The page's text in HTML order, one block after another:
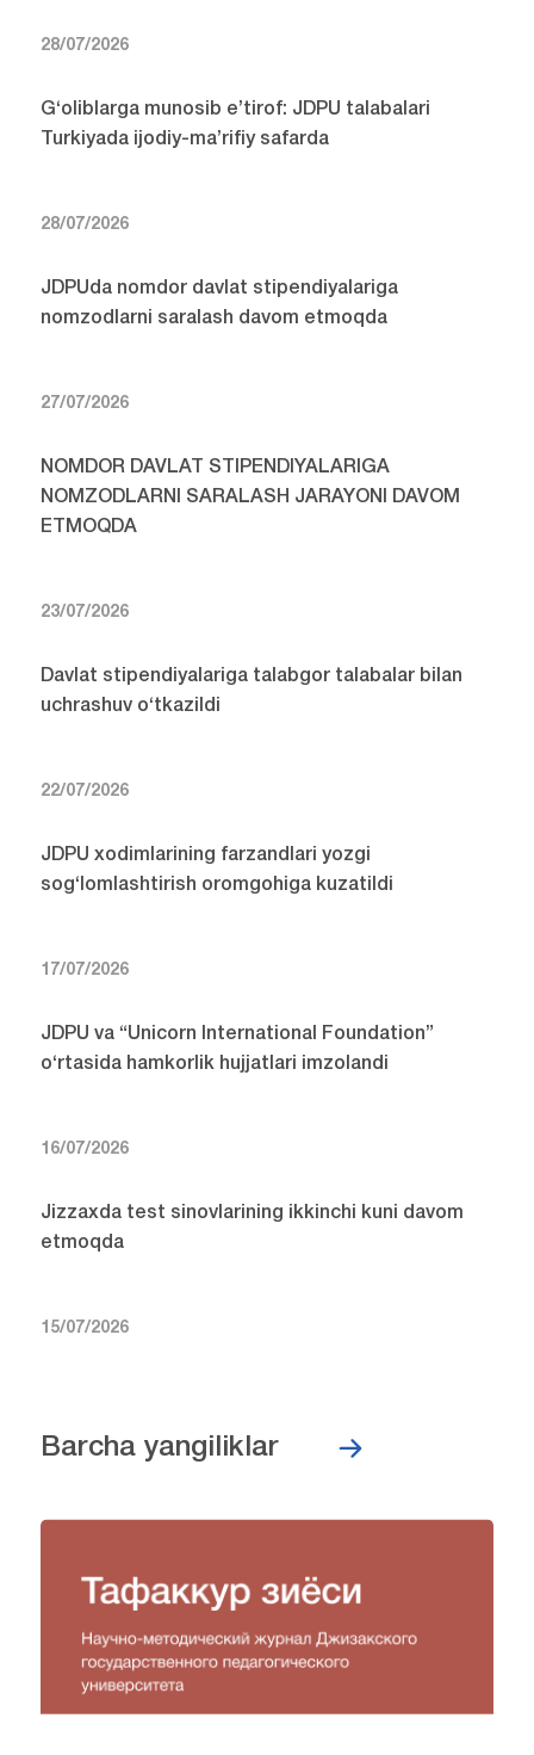
28/07/2026
G‘oliblarga munosib e’tirof: JDPU talabalari
Turkiyada ijodiy-ma’rifiy safarda
28/07/2026
JDPUda nomdor davlat stipendiyalariga
nomzodlarni saralash davom etmoqda
27/07/2026
NOMDOR DAVLAT STIPENDIYALARIGA
NOMZODLARNI SARALASH JARAYONI DAVOM
ETMOQDA
23/07/2026
Davlat stipendiyalariga talabgor talabalar bilan
uchrashuv o‘tkazildi
22/07/2026
JDPU xodimlarining farzandlari yozgi
sog‘lomlashtirish oromgohiga kuzatildi
17/07/2026
JDPU va “Unicorn International Foundation”
o‘rtasida hamkorlik hujjatlari imzolandi
16/07/2026
Jizzaxda test sinovlarining ikkinchi kuni davom
etmoqda
15/07/2026
Barcha yangiliklar